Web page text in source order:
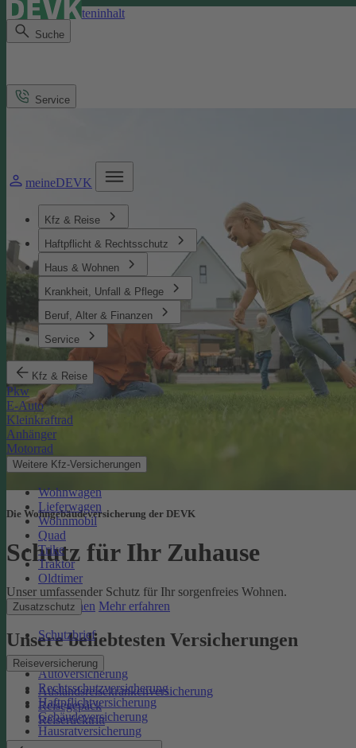
Direkt zum Seiteninhalt
Suche
meineDEVK
Kfz & Reise
Haftpflicht & Rechtsschutz
Haus & Wohnen
Krankheit, Unfall & Pflege
Beruf, Alter & Finanzen
Service
Kfz & Reise
Pkw
E-Auto
Kleinkraftrad
Anhänger
Motorrad
Weitere Kfz-Versicherungen
Wohnwagen
Lieferwagen
Wohnmobil
Quad
Trike
Traktor
Oldtimer
Zusatzschutz
Schutzbrief
Reiseversicherung
Auslandsreisekrankenversicherung
Reisegepäck
Reiserücktritt
Service
Die Wohngebäudeversicherung der DEVK
Schutz für Ihr Zuhause
Unser umfassender Schutz für Ihr sorgenfreies Wohnen.
Online berechnen Mehr erfahren
Unsere beliebtesten Versicherungen
Autoversicherung
Rechtsschutzversicherung
Haftpflichtversicherung
Gebäudeversicherung
Hausratversicherung